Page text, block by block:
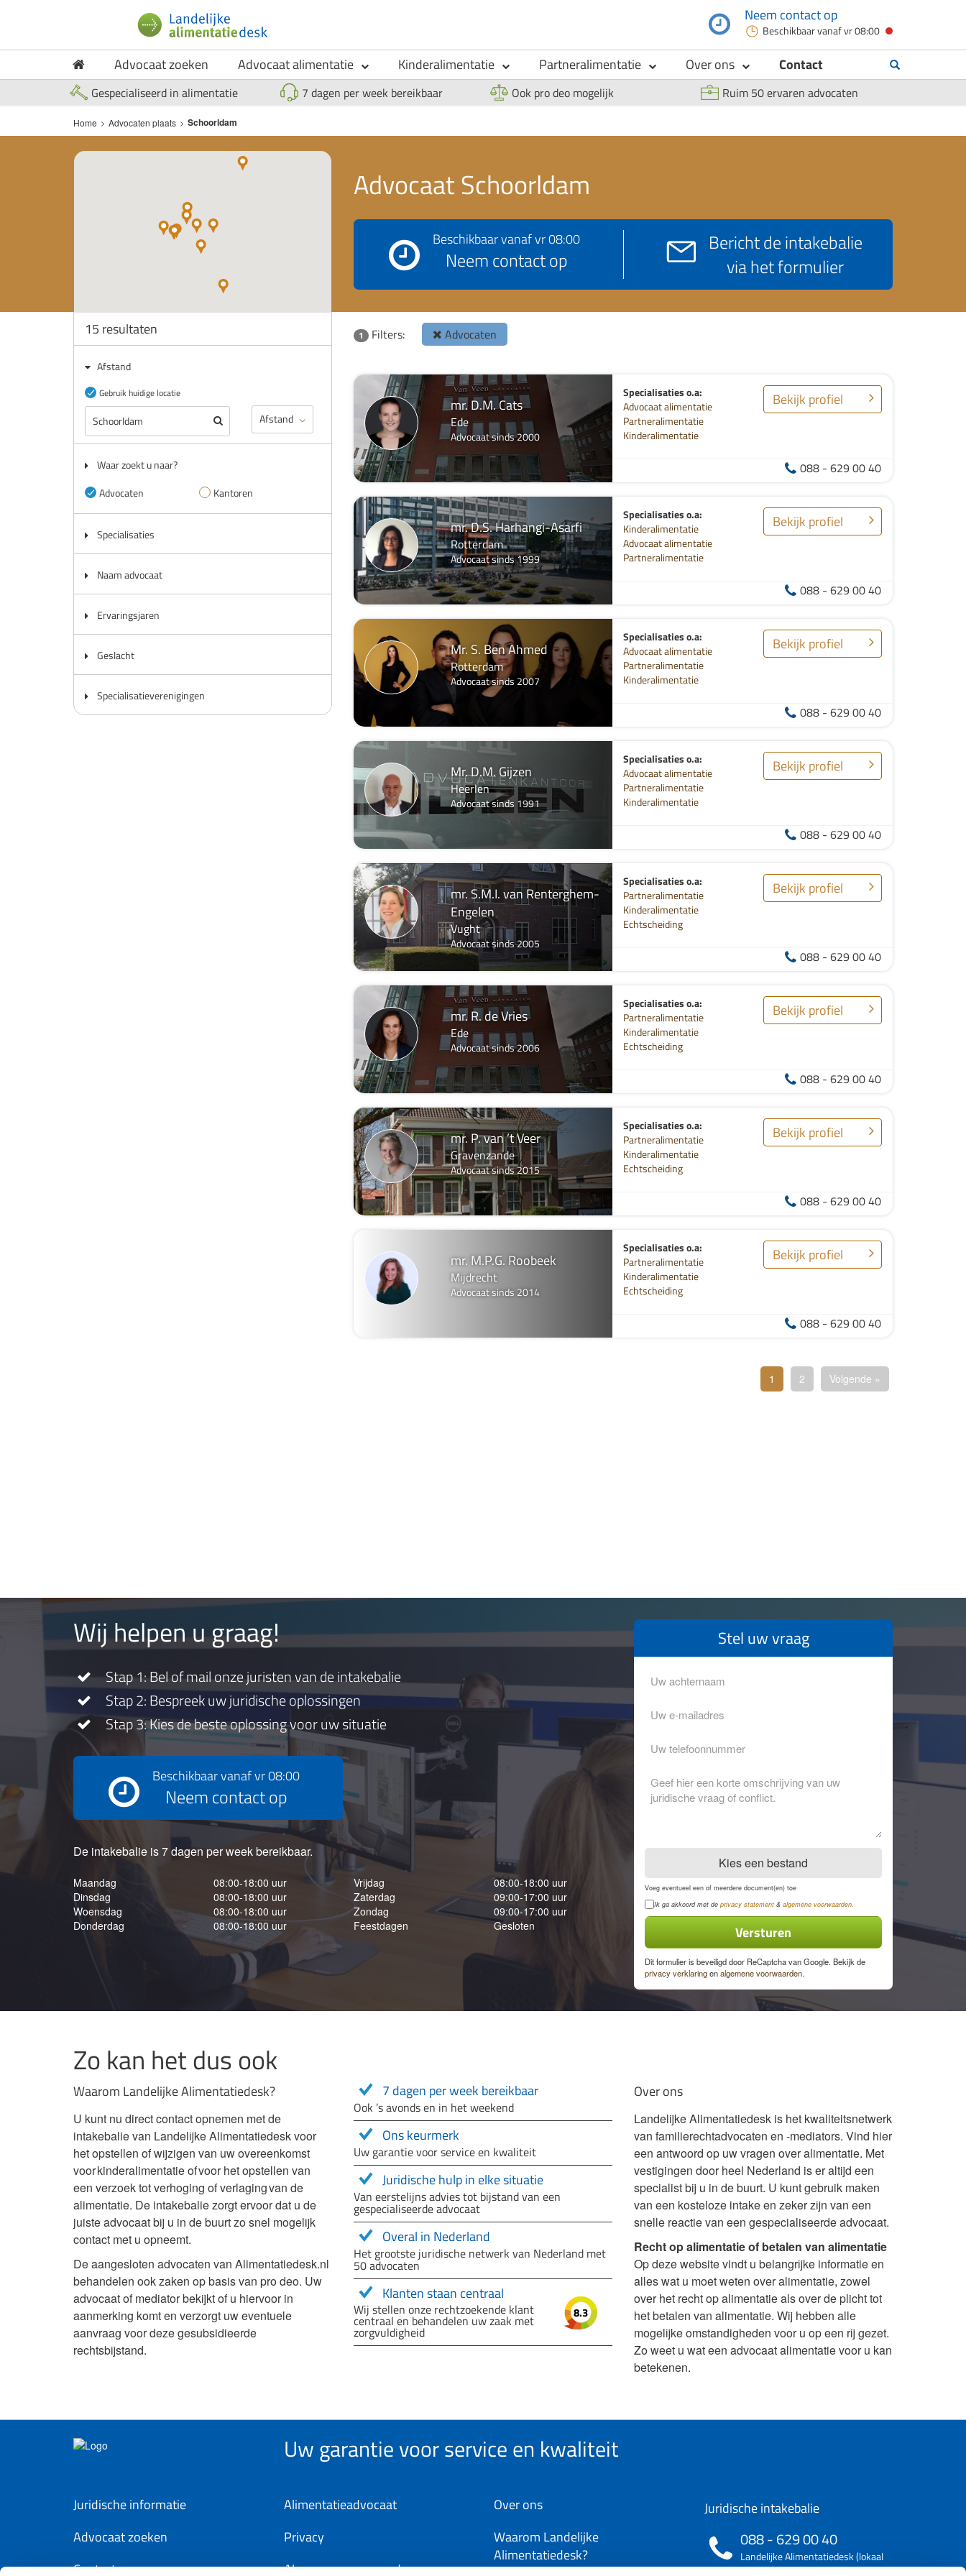
Neem contact op
Beschikbaar vanafvr 08:00
Advocaat zoeken Advocaat alimentatie Kinderalimentatie Partneralimentatie Over ons Contact
Gespecialiseerd in alimentatie 7 dagen per week bereikbaar Ook pro deo mogelijk Ruim 50 ervaren advocaten
Home > Advocaten plaats > Schoorldam
Advocaat Schoorldam
Beschikbaar vanafvr 08:00
Neem contact op
Bericht de intakebalie
via het formulier
15 resultaten
Afstand
Gebruik huidige locatie
Waar zoekt u naar?
Advocaten
Kantoren
Specialisaties
Naam advocaat
Ervaringsjaren
Geslacht
Specialisatieverenigingen
1 Filters: Advocaten
mr. D.M. Cats
Ede
Advocaat sinds 2000
Specialisaties o.a:
Advocaat alimentatie
Partneralimentatie
Kinderalimentatie
Bekijk profiel
088 - 629 00 40
mr. D.S. Harhangi-Asarfi
Rotterdam
Advocaat sinds 1999
Specialisaties o.a:
Kinderalimentatie
Advocaat alimentatie
Partneralimentatie
Bekijk profiel
088 - 629 00 40
Mr. S. Ben Ahmed
Rotterdam
Advocaat sinds 2007
Specialisaties o.a:
Advocaat alimentatie
Partneralimentatie
Kinderalimentatie
Bekijk profiel
088 - 629 00 40
Mr. D.M. Gijzen
Heerlen
Advocaat sinds 1991
Specialisaties o.a:
Advocaat alimentatie
Partneralimentatie
Kinderalimentatie
Bekijk profiel
088 - 629 00 40
mr. S.M.I. van Renterghem-
Engelen
Vught
Advocaat sinds 2005
Specialisaties o.a:
Partneralimentatie
Kinderalimentatie
Echtscheiding
Bekijk profiel
088 - 629 00 40
mr. R. de Vries
Ede
Advocaat sinds 2006
Specialisaties o.a:
Partneralimentatie
Kinderalimentatie
Echtscheiding
Bekijk profiel
088 - 629 00 40
mr. P. van ’t Veer
Gravenzande
Advocaat sinds 2015
Specialisaties o.a:
Partneralimentatie
Kinderalimentatie
Echtscheiding
Bekijk profiel
088 - 629 00 40
mr. M.P.G. Roobeek
Mijdrecht
Advocaat sinds 2014
Specialisaties o.a:
Partneralimentatie
Kinderalimentatie
Echtscheiding
Bekijk profiel
088 - 629 00 40
1 2 Volgende »
Wij helpen u graag!
Stap 1: Bel of mail onze juristen van de intakebalie
Stap 2: Bespreek uw juridische oplossingen
Stap 3: Kies de beste oplossing voor uw situatie
Beschikbaar vanafvr 08:00
Neem contact op
De intakebalie is 7 dagen per week bereikbaar.
Maandag
Dinsdag
Woensdag
Donderdag
08:00-18:00 uur
08:00-18:00 uur
08:00-18:00 uur
08:00-18:00 uur
Vrijdag
Zaterdag
Zondag
Feestdagen
08:00-18:00 uur
09:00-17:00 uur
09:00-17:00 uur
Gesloten
Stel uw vraag
Achternaam
Eventuele
opmerkingen
Kies een bestand
Voeg eventueel een of meerdere document(en) toe
Privacyverklaring
Ik ga akkoord met de privacy statement & algemene voorwaarden.
Dit formulier is beveiligd door ReCaptcha van Google. Bekijk de
privacy verklaringenalgemene voorwaarden.
Zo kan het dus ook
Waarom Landelijke Alimentatiedesk?
U kunt nu direct contact opnemen met de
intakebalie van Landelijke Alimentatiedesk voor
het opstellen of wijzigen van uw overeenkomst
voor kinderalimentatie of voor het opstellen van
een verzoek tot verhoging of verlaging van de
alimentatie. De intakebalie zorgt ervoor dat u de
juiste advocaat bij u in de buurt zo snel mogelijk
contact met u opneemt.
De aangesloten advocaten van Alimentatiedesk.nl
behandelen ook zaken op basis van pro deo. Uw
advocaat of mediator bekijkt of u hiervoor in
aanmerking komt en verzorgt uw eventuele
aanvraag voor deze gesubsidieerde
rechtsbijstand.
7 dagen per week bereikbaar
Ook ’s avonds en in het weekend
Ons keurmerk
Uw garantie voor service en kwaliteit
Juridische hulp in elke situatie
Van eerstelijns advies tot bijstand van een
gespecialiseerde advocaat
Overal in Nederland
Het grootste juridische netwerk van Nederland met
50 advocaten
Klanten staan centraal
Wij stellen onze rechtzoekende klant
centraal en behandelen uw zaak met
zorgvuldigheid
8.3
Over ons
Landelijke Alimentatiedesk is het kwaliteitsnetwerk
van familierechtadvocaten en -mediators. Vind hier
een antwoord op uw vragen over alimentatie. Met
vestigingen door heel Nederland is er altijd een
specialist bij u in de buurt. U kunt gebruik maken
van een kosteloze intake en zeker zijn van een
snelle reactie van een gespecialiseerde advocaat.
Recht op alimentatie of betalen van alimentatie
Op deze website vindt u belangrijke informatie en
alles wat u moet weten over alimentatie, zowel
over het recht op alimentatie als over de plicht tot
het betalen van alimentatie. Wij hebben alle
mogelijke omstandigheden voor u op een rij gezet.
Zo weet u wat een advocaat alimentatie voor u kan
betekenen.
Uw garantie voor service en kwaliteit
Juridische informatie
Advocaat zoeken
Contact
Alimentatieadvocaat
Privacy
Algemene voorwaarden
Over ons
Waarom Landelijke
Alimentatiedesk?
Juridische intakebalie
088 - 629 00 40
Landelijke Alimentatiedesk (lokaal
tarief)